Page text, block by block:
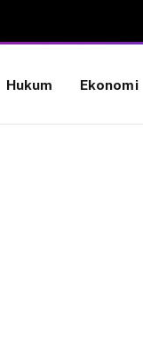
Hukum Ekonomi